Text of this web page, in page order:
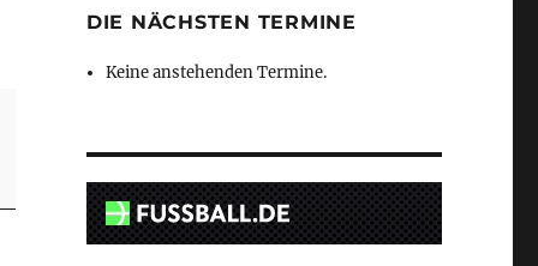
DIE NÄCHSTEN TERMINE
Keine anstehenden Termine.